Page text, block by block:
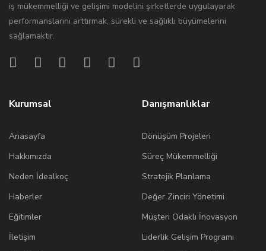
iş mükemmelliği ve gelişimi modelini şirketlerde uygulayarak
performanslarını arttırmak, sürekli ve sağlıklı büyümelerini
sağlamaktır.
Kurumsal
Anasayfa
Hakkımızda
Neden İdealkoç
Haberler
Eğitimler
İletişim
Danışmanlıklar
Dönüşüm Projeleri
Süreç Mükemmelliği
Stratejik Planlama
Değer Zinciri Yönetimi
Müşteri Odaklı İnovasyon
Liderlik Gelişim Programı